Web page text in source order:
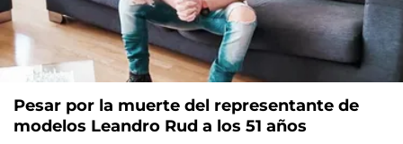
Pesar por la muerte del representante de
modelos Leandro Rud a los 51 años